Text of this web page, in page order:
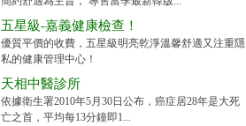
五星級-嘉義健康檢查！
優質平價的收費，五星級明亮乾淨溫馨舒適又注重隱
私的健康管理中心！
天相中醫診所
依據衛生署2010年5月30日公布，癌症居28年是大死
亡之首，平均每13分鐘即1...